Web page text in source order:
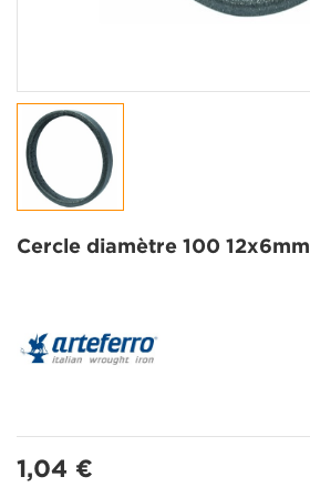
Cercle diamètre 100 12x6mm
1,04 €